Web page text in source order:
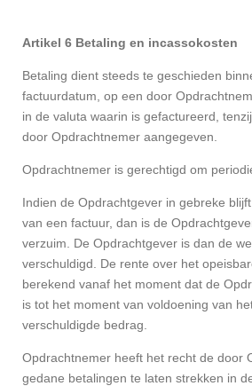
Artikel 6 Betaling en incassokosten
Betaling dient steeds te geschieden
factuurdatum, op een door
in de valuta waarin is gefactureerd,
door Opdrachtnemer aangegeven.
Opdrachtnemer is gerechtigd om
Indien de Opdrachtgever in gebreke
van een factuur, dan is de
verzuim. De Opdrachtgever is dan de
verschuldigd. De rente over het
berekend vanaf het moment dat de
is tot het moment van voldoening van
verschuldigde bedrag.
Opdrachtnemer heeft het recht de door
gedane betalingen te laten strekken in